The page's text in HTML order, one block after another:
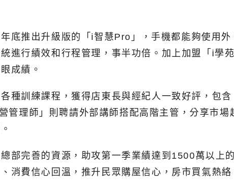
底推出升級版的「i智慧Pro」，手機都能夠使用
進行績效和行程管理，事半功倍。加上加盟「i學
成績。
種訓練課程，獲得店東長與經紀人一致好評，包
管理師」則聘請外部講師搭配高階主管，分享市
部完善的資源，助攻第一季業績達到1500萬以
消費信心回溫，推升民眾購屋信心，房市買氣熱